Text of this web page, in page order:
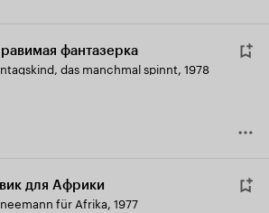
фантазерка
das manchmal spinnt, 1978
для Африки
für Afrika, 1977